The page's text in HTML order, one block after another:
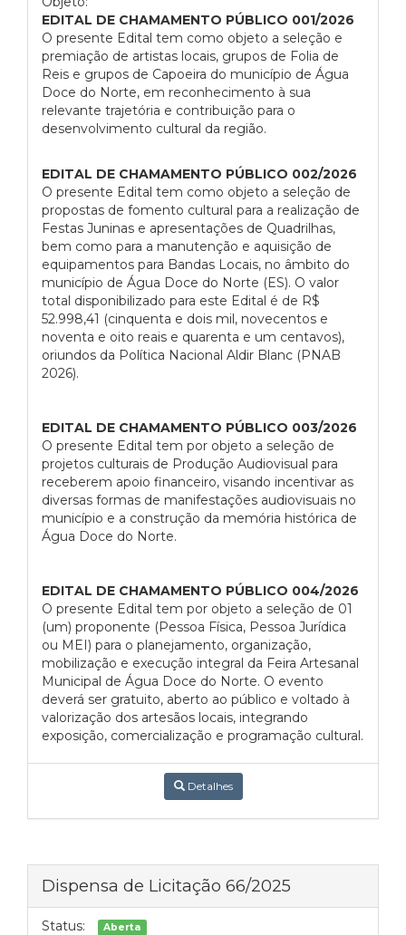
EDITAL DE CHAMAMENTO PÚBLICO 001/2026
O presente Edital tem como objeto a seleção e
premiação de artistas locais, grupos de Folia de
Reis e grupos de Capoeira do município de Água
Doce do Norte, em reconhecimento à sua
relevante trajetória e contribuição para o
desenvolvimento cultural da região.
EDITAL DE CHAMAMENTO PÚBLICO 002/2026
O presente Edital tem como objeto a seleção de
propostas de fomento cultural para a realização de
Festas Juninas e apresentações de Quadrilhas,
bem como para a manutenção e aquisição de
equipamentos para Bandas Locais, no âmbito do
município de Água Doce do Norte (ES). O valor
total disponibilizado para este Edital é de R$
52.998,41 (cinquenta e dois mil, novecentos e
noventa e oito reais e quarenta e um centavos),
oriundos da Política Nacional Aldir Blanc (PNAB
2026).
EDITAL DE CHAMAMENTO PÚBLICO 003/2026
O presente Edital tem por objeto a seleção de
projetos culturais de Produção Audiovisual para
receberem apoio financeiro, visando incentivar as
diversas formas de manifestações audiovisuais no
município e a construção da memória histórica de
Água Doce do Norte.
EDITAL DE CHAMAMENTO PÚBLICO 004/2026
O presente Edital tem por objeto a seleção de 01
(um) proponente (Pessoa Física, Pessoa Jurídica
ou MEI) para o planejamento, organização,
mobilização e execução integral da Feira Artesanal
Municipal de Água Doce do Norte. O evento
deverá ser gratuito, aberto ao público e voltado à
valorização dos artesãos locais, integrando
exposição, comercialização e programação cultural.
Detalhes
Dispensa de Licitação 66/2025
Status: Aberta